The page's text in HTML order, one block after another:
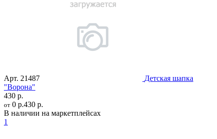
Арт. 21487
Детская шапка
"Ворона"
430 р.
от 0 р.430 р.
В наличии на маркетплейсах
1